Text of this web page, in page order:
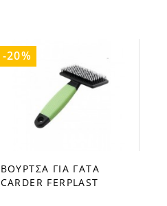
favorite_border
ΒΟΥΡΤΣΑ ΓΙΑ ΓΑΤΑ
CARDER FERPLAST
-20%